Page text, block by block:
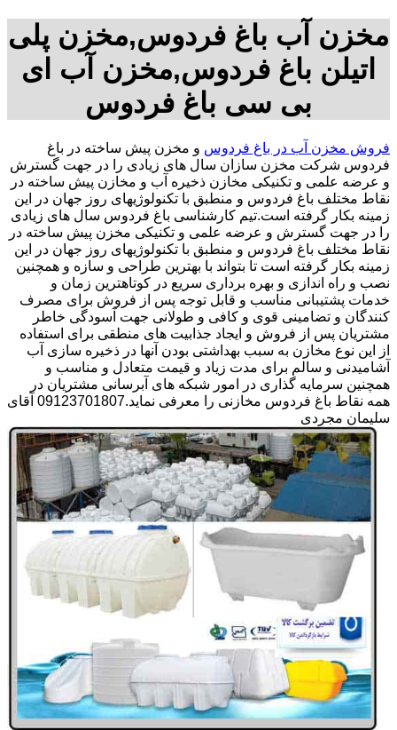
مخزن آب باغ فردوس,مخزن پلی
اتیلن باغ فردوس,مخزن آب ای
بی سی باغ فردوس
فروش مخزن آب در باغ فردوس و مخزن پیش ساخته در باغ
فردوس شرکت مخزن سازان سال های زیادی را در جهت گسترش
و عرضه علمی و تکنیکی مخازن ذخیره آب و مخازن پیش ساخته در
نقاط مختلف باغ فردوس و منطبق با تکنولوژیهای روز جهان در این
زمینه بکار گرفته است.تیم کارشناسی باغ فردوس سال های زیادی
را در جهت گسترش و عرضه علمی و تکنیکی مخزن پیش ساخته در
نقاط مختلف باغ فردوس و منطبق با تکنولوژیهای روز جهان در این
زمینه بکار گرفته است تا بتواند با بهترین طراحی و سازه و همچنین
نصب و راه اندازی و بهره برداری سریع در کوتاهترین زمان و
خدمات پشتیبانی مناسب و قابل توجه پس از فروش برای مصرف
کنندگان و تضامینی قوی و کافی و طولانی جهت آسودگی خاطر
مشتریان پس از فروش و ایجاد جذابیت های منطقی برای استفاده
از این نوع مخازن به سبب بهداشتی بودن آنها در ذخیره سازی آب
آشامیدنی و سالم برای مدت زیاد و قیمت متعادل و مناسب و
همچنین سرمایه گذاری در امور شبکه های آبرسانی مشتریان در
همه نقاط باغ فردوس مخازنی را معرفی نماید.09123701807 آقای
سلیمان مجردی